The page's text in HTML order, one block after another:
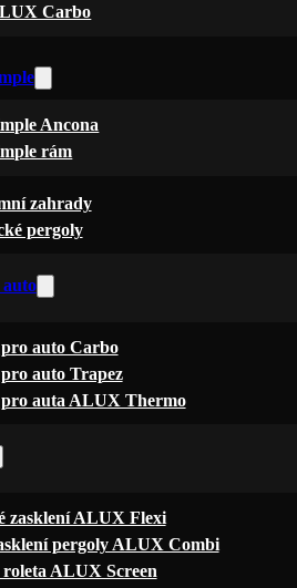
Carbo
Ancona
rám
zahrady
pergoly
auto Carbo
auto Trapez
auta ALUX Thermo
zasklení ALUX Flexi
pergoly ALUX Combi
roleta ALUX Screen
Carbo
Fix
rám
Carbo
auta ALUX Thermo